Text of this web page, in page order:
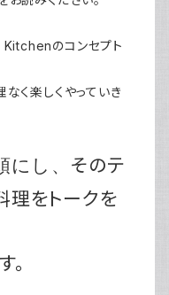
のコンセプト
なく楽しくやっていき
にし、 そのテ
理をトークを
。